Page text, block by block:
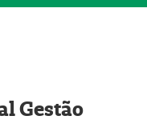
Gestão